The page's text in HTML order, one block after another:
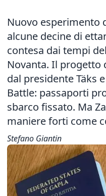
Nuovo esperimento
alcune decine di
contesa dai tempi
Novanta. Il progetto
dal presidente Täks
Battle: passaporti
sbarco fissato. Ma
maniere forti come
Stefano Giantin